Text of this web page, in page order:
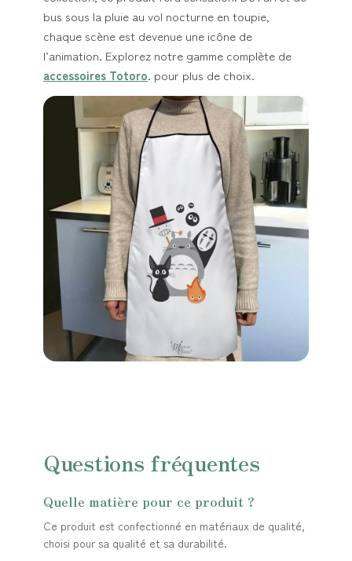
bus sous la pluie au vol nocturne en toupie,
chaque scène est devenue une icône de
l’animation. Explorez notre gamme complète de
accessoires Totoro. pour plus de choix.
Questions fréquentes
Quelle matière pour ce produit ?
Ce produit est confectionné en matériaux de qualité,
choisi pour sa qualité et sa durabilité.